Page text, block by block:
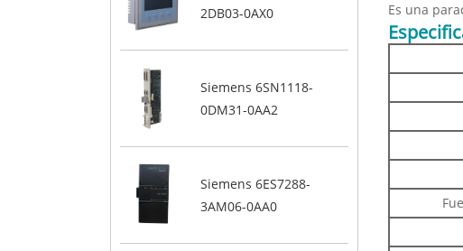
2DB03-0AX0
Siemens 6SN1118-
0DM31-0AA2
Siemens 6ES7288-
3AM06-0AA0
Es una